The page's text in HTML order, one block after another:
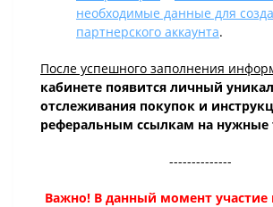
необходимые данные для
партнерского аккаунта.
После успешного заполнения
кабинете появится личный
отслеживания покупок и
реферальным ссылкам на нужные
--------------
Важно! В данный момент участие